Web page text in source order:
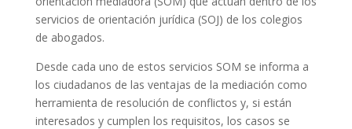
servicios de orientación jurídica (SOJ) de los colegios
de abogados.
Desde cada uno de estos servicios SOM se informa a
los ciudadanos de las ventajas de la mediación como
herramienta de resolución de conflictos y, si están
interesados ​​y cumplen los requisitos, los casos se